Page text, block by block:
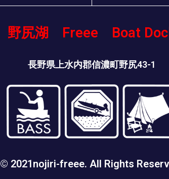
野尻湖 Freee Boat
長野県上水内郡信濃町野尻43-1
© 2021nojiri-freee. All Rights